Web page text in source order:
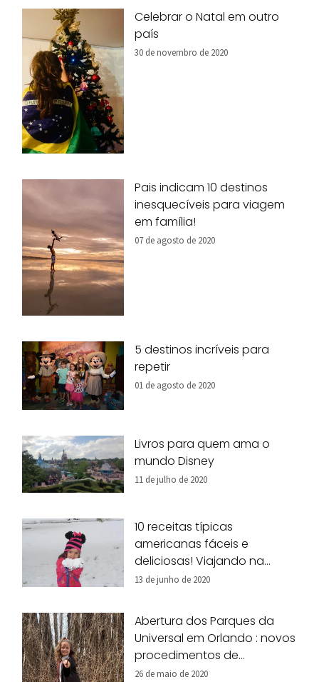
Celebrar o Natal em outro
país
30 de novembro de 2020
Pais indicam 10 destinos
inesquecíveis para viagem
em família!
07 de agosto de 2020
5 destinos incríveis para
repetir
01 de agosto de 2020
Livros para quem ama o
mundo Disney
11 de julho de 2020
10 receitas típicas
americanas fáceis e
deliciosas! Viajando na
nossa cozinha!
13 de junho de 2020
Abertura dos Parques da
Universal em Orlando : novos
procedimentos de
segurança
26 de maio de 2020